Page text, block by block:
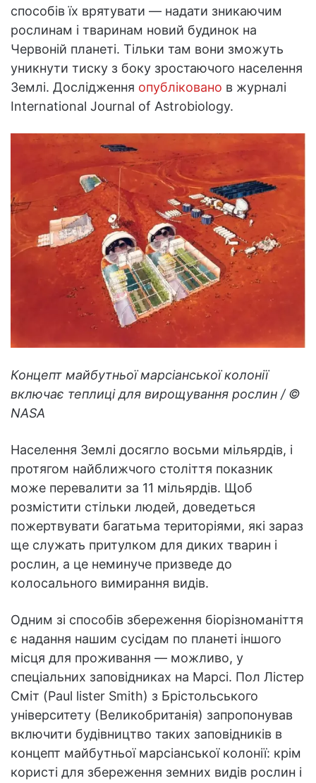
способів їх врятувати — надати зникаючим
рослинам і тваринам новий будинок на
Червоній планеті. Тільки там вони зможуть
уникнути тиску з боку зростаючого населення
Землі. Дослідження опубліковано в журналі
International Journal of Astrobiology.
Концепт майбутньої марсіанської колонії
включає теплиці для вирощування рослин / ©
NASA
Населення Землі досягло восьми мільярдів, і
протягом найближчого століття показник
може перевалити за 11 мільярдів. Щоб
розмістити стільки людей, доведеться
пожертвувати багатьма територіями, які зараз
ще служать притулком для диких тварин і
рослин, а це неминуче призведе до
колосального вимирання видів.
Одним зі способів збереження біорізноманіття
є надання нашим сусідам по планеті іншого
місця для проживання — можливо, у
спеціальних заповідниках на Марсі. Пол Лістер
Сміт (Paul lister Smith) з Брістольського
університету (Великобританія) запропонував
включити будівництво таких заповідників в
концепт майбутньої марсіанської колонії: крім
користі для збереження земних видів рослин і